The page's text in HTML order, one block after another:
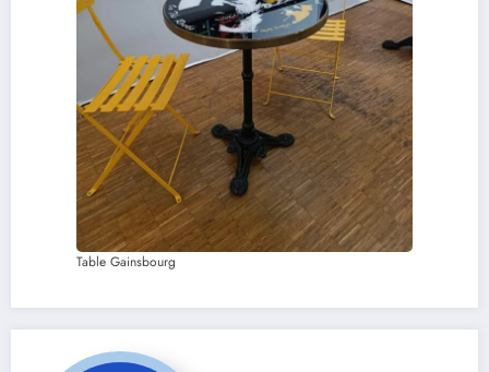
Table Gainsbourg